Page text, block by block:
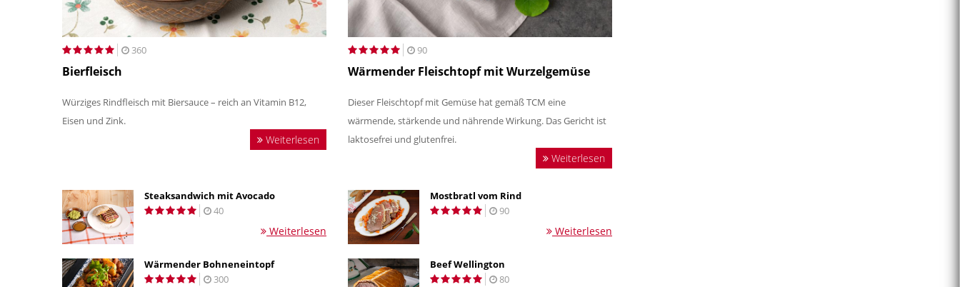
360
Bierfleisch
Würziges Rindfleisch mit Biersauce – reich an Vitamin B12,
Eisen und Zink.
Weiterlesen
90
Wärmender Fleischtopf mit Wurzelgemüse
Dieser Fleischtopf mit Gemüse hat gemäß TCM eine
wärmende, stärkende und nährende Wirkung. Das Gericht ist
laktosefrei und glutenfrei.
Weiterlesen
Steaksandwich mit Avocado
40
Weiterlesen
Mostbratl vom Rind
90
Weiterlesen
Wärmender Bohneneintopf
300
Beef Wellington
80